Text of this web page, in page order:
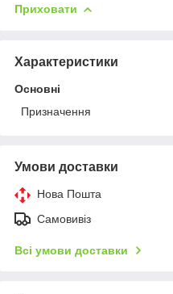
Приховати
Характеристики
Основні
Призначення
Умови доставки
Нова Пошта
Самовивіз
Всі умови доставки